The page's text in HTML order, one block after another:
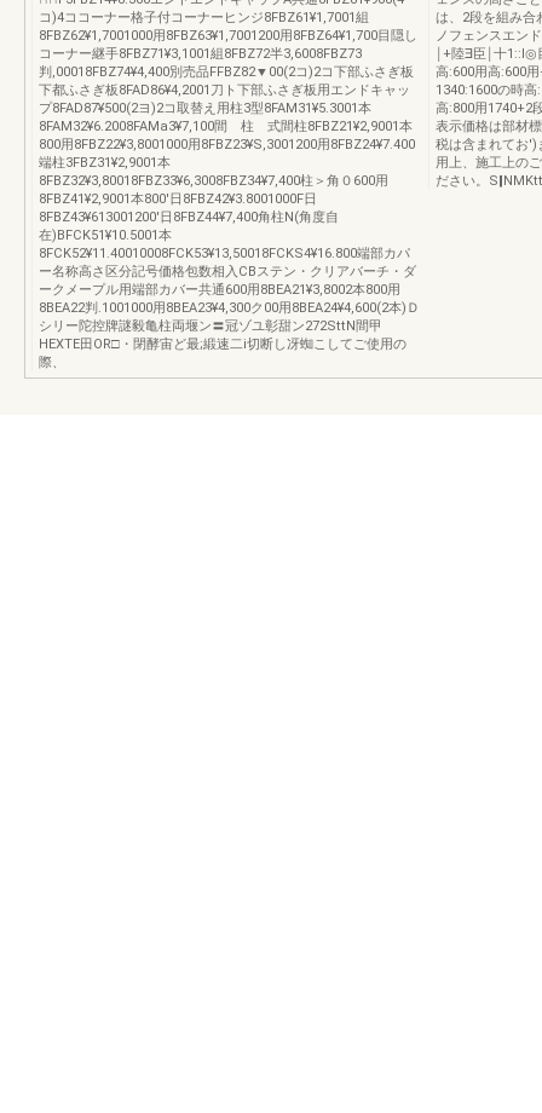
コ)4ココーナー格子付コーナーヒンジ8FBZ61¥1,7001組
8FBZ62¥1,7001000用8FBZ63¥1,7001200用8FBZ64¥1,700目隠し
コーナー継手8FBZ71¥3,1001組8FBZ72半3,6008FBZ73
判,00018FBZ74¥4,400別売品FFBZ82▼00(2コ)2コ下部ふさぎ板
下都ふさぎ板8FAD86¥4,2001刀ト下部ふさぎ板用エンドキャッ
プ8FAD87¥500(2ヨ)2コ取替え用柱3型8FAM31¥5.3001本
8FAM32¥6.2008FAMa3¥7,100間 柱 式間柱8FBZ21¥2,9001本
800用8FBZ22¥3,8001000用8FBZ23¥S,3001200用8FBZ24¥7.400
端柱3FBZ31¥2,9001本
8FBZ32¥3,80018FBZ33¥6,3008FBZ34¥7,400柱＞角０600用
8FBZ41¥2,9001本800'日8FBZ42¥3.8001000F日
8FBZ43¥613001200'日8FBZ44¥7,400角柱N(角度自
在)BFCK51¥10.5001本
8FCK52¥11.40010008FCK53¥13,50018FCKS4¥16.800端部カパ
ー名称高さ区分記号価格包数相入CBステン・クリアバーチ・ダ
ークメープル用端部カバー共通600用8BEA21¥3,8002本800用
8BEA22判.1001000用8BEA23¥4,300ク00用8BEA24¥4,600(2本)Ｄ
シリー陀控牌謎毅亀柱両堰ン〓冠ゾユ彰甜ン272SttN間甲
HEXTE田OR□・閉酵宙ど最;緞速二i切断し冴蜘こしてご使用の
際、
は、2段を組み合
ノフェンスエン
￨+陸∃臣￨十
高:600用高:600
1340:1600の時
高:800用1740+2
表示価格は部材
税は含まれてお')
用上、施工上の
ださい。